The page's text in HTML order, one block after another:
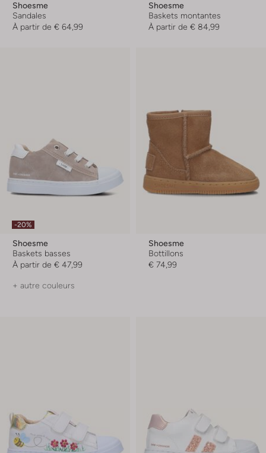
Shoesme
Sandales
À partir de € 64,99
Shoesme
Baskets montantes
À partir de € 84,99
-20%
Shoesme
Baskets basses
À partir de € 47,99
+ autre couleurs
Shoesme
Bottillons
€ 74,99